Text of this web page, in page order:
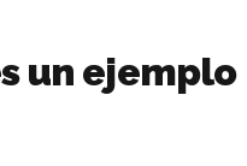
un ejemplo